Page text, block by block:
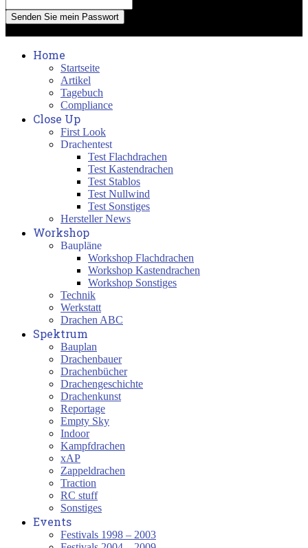
Home
Startseite
Artikel
Tagebuch
Compliance
Close Up
First Look
Drachentest
Test Flachdrachen
Test Kastendrachen
Test Stablos
Test Nullwind
Test Sonstiges
Hersteller News
Workshop
Baupläne
Workshop Flachdrachen
Workshop Kastendrachen
Workshop Sonstiges
Technik
Werkstatt
Drachen ABC
Spektrum
Bauplan
Drachenbauer
Drachenbücher
Drachengeschichte
Drachenkunst
Reportage
Empty Sky
Indoor
Kampfdrachen
xAP
Zappeldrachen
Traction
RC stuff
Sonstiges
Events
Festivals 1998 – 2003